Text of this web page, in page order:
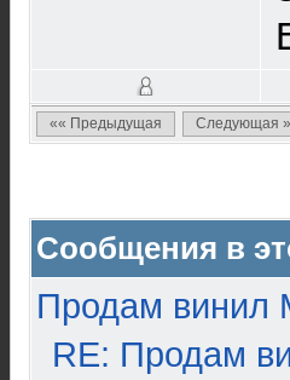
«« Предыдущая Следующая
Сообщения в
Продам винил
RE: Продам